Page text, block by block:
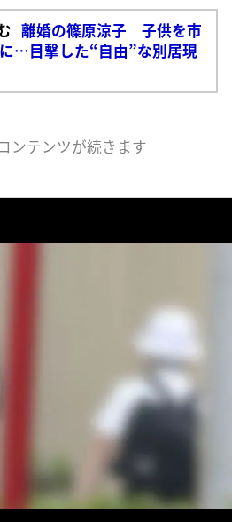
離婚の篠原涼子 子供を市
…目撃した“自由”な別居現
ンテンツが続きます